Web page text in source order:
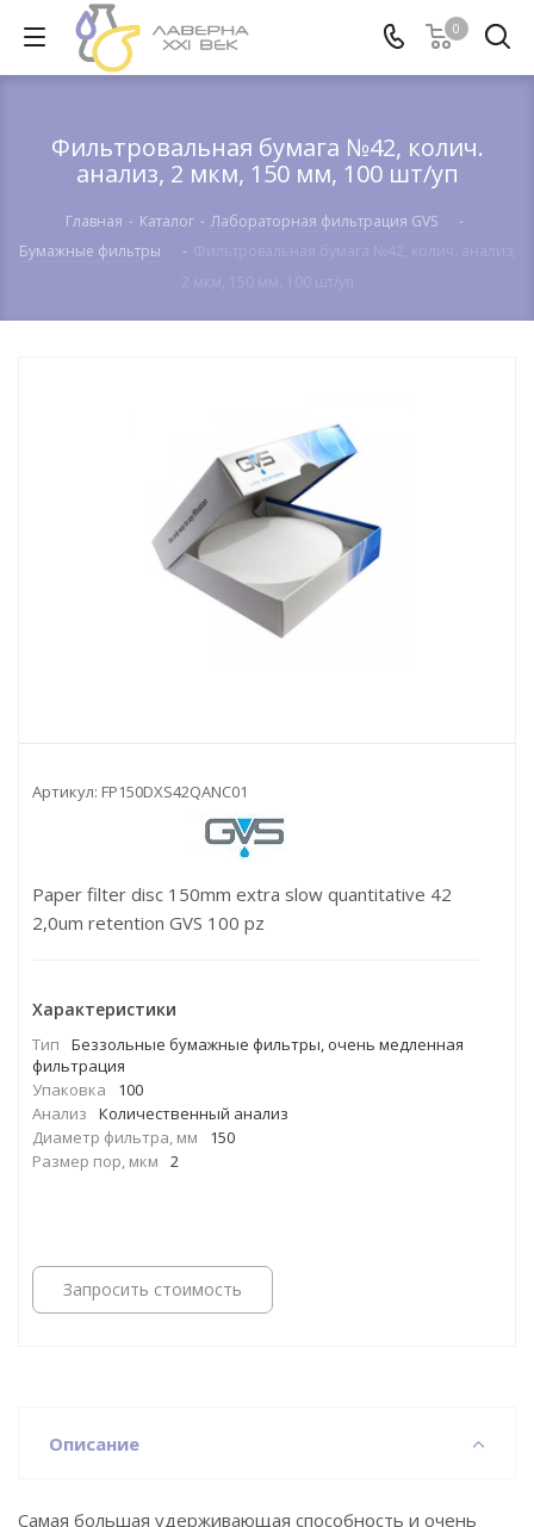
0
Фильтровальная бумага №42, колич.
анализ, 2 мкм, 150 мм, 100 шт/уп
Главная - Каталог - Лабораторная фильтрация GVS
-
Бумажные фильтры
-
Артикул: FP150DXS42QANC01
Paper filter disc 150mm extra slow quantitative 42
2,0um retention GVS 100 pz
Характеристики
Тип
Беззольные бумажные фильтры, очень медленная
фильтрация
Упаковка
100
Анализ
Количественный анализ
Диаметр фильтра, мм
150
Размер пор, мкм
2
Запросить стоимость
Описание
Самая большая удерживающая способность и очень